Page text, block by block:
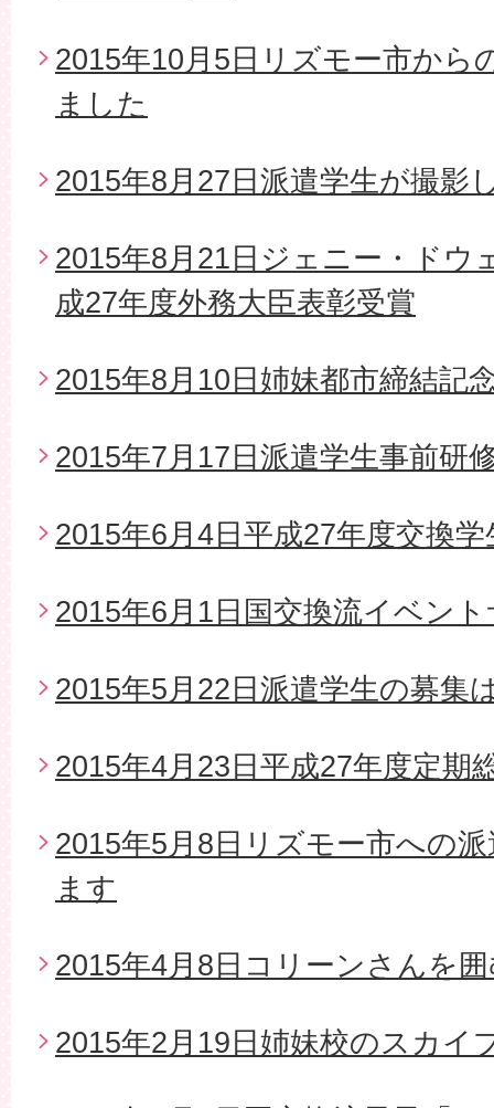
2015年10月5日リズモー市から
ました
2015年8月27日派遣学生が撮影
2015年8月21日ジェニー・ドウ
成27年度外務大臣表彰受賞
2015年8月10日姉妹都市締結記
2015年7月17日派遣学生事前研
2015年6月4日平成27年度交換
2015年6月1日国交換流イベン
2015年5月22日派遣学生の募集
2015年4月23日平成27年度定期
2015年5月8日リズモー市への
ます
2015年4月8日コリーンさんを
2015年2月19日姉妹校のスカイ